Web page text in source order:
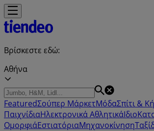
Βρίσκεστε εδώ:
Αθήνα
FeaturedΣούπερ ΜάρκετΜόδαΣπίτι &
ΠαιχνίδιαΗλεκτρονικάΑθλητικά
ΟμορφιάΕστιατόριαΜηχανοκίνηση